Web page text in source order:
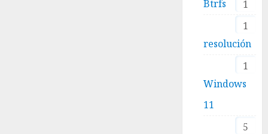
1
Btrfs
1
resolución
1
Windows
11
5